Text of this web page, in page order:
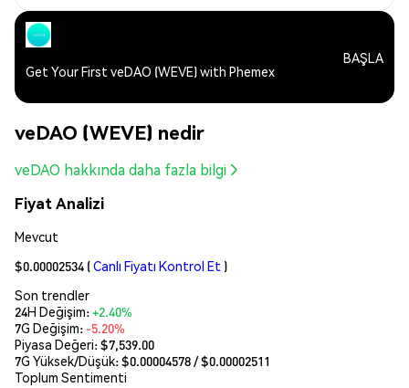
Get Your First veDAO (WEVE) with Phemex
BAŞLA
veDAO (WEVE) nedir
veDAO hakkında daha fazla bilgi
Fiyat Analizi
Mevcut
$0.00002534 (Canlı Fiyatı Kontrol Et )
Son trendler
24H Değişim:+2.40%
7G Değişim: -5.20%
Piyasa Değeri:$7,539.00
7G Yüksek/Düşük: $0.00004578/ $0.00002511
Toplum Sentimenti